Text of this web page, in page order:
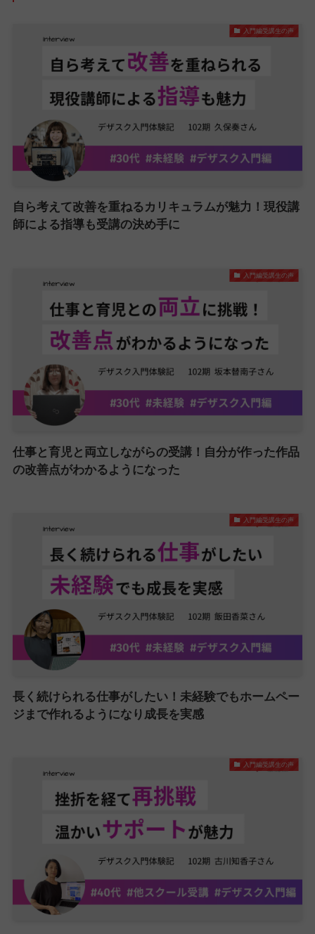
入門編受講生の声
自ら考えて改善を重ねるカリキュラムが魅力！現役講
師による指導も受講の決め手に
入門編受講生の声
仕事と育児と両立しながらの受講！自分が作った作品
の改善点がわかるようになった
入門編受講生の声
長く続けられる仕事がしたい！未経験でもホームペー
ジまで作れるようになり成長を実感
入門編受講生の声